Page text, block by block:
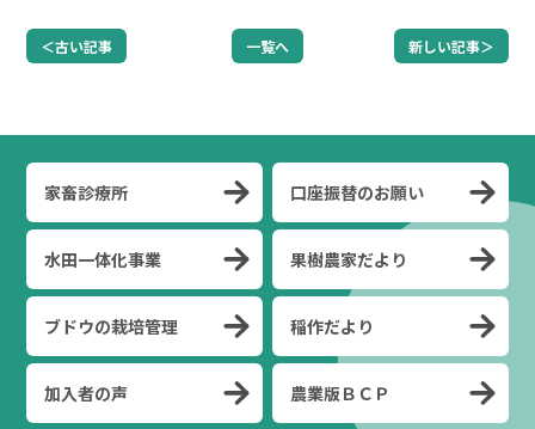
＜古い記事 一覧へ 新しい記事＞
家畜診療所 口座振替のお願い
水田一体化事業 果樹農家だより
ブドウの栽培管理 稲作だより
加入者の声 農業版ＢＣＰ